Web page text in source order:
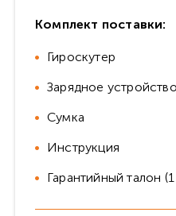
Комплект поставки:
Гироскутер
Зарядное устройство
Сумка
Инструкция
Гарантийный талон